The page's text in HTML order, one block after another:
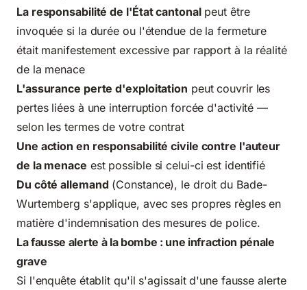
La responsabilité de l'État cantonalpeut être
invoquée si la durée ou l'étendue de la fermeture
était manifestement excessive par rapport à la réalité
de la menace
L'assurance perte d'exploitation peut couvrir les
pertes liées à une interruption forcée d'activité —
selon les termes de votre contrat
Une action en responsabilité civile contre l'auteur
de la menace est possible si celui-ci est identifié
Du côté allemand (Constance), le droit du Bade-
Wurtemberg s'applique, avec ses propres règles en
matière d'indemnisation des mesures de police.
La fausse alerte à la bombe : une infraction pénale
grave
Si l'enquête établit qu'il s'agissait d'une fausse alerte